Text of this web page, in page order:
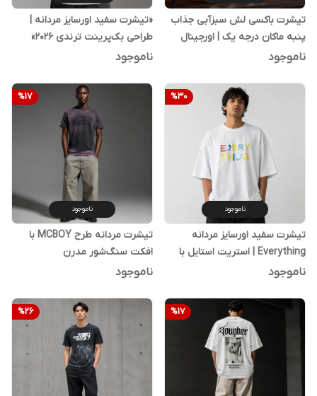
تیشرت باکسی لش سبزآبی جذاب
پنبه ماکان درجه یک | اورجینال
دیلم
ناموجود
«تیشرت سفید اورسایز مردانه |
طراحی بک‌پرینت ترندی 2026»
ناموجود
%30
ناموجود
تیشرت سفید اورسایز مردانه
Everything | استریت استایل با
چاپ رنگی خاص
ناموجود
%17
ناموجود
تیشرت مردانه طرح MCBOY با
افکت سنگ‌شور مدرن
ناموجود
%17
%26